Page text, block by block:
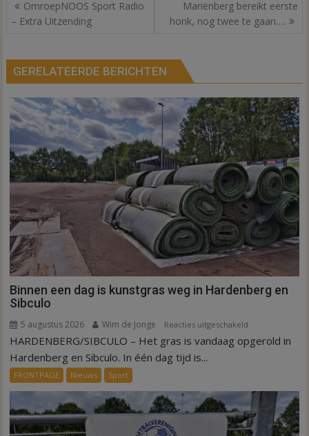
navigatie
OmroepNOOS Sport Radio
– Extra Uitzending
Mariënberg bereikt eerste
honk, nog twee te gaan….
GERELATEERDE BERICHTEN
Binnen een dag is kunstgras weg in Hardenberg en
Sibculo
5 augustus 2026 Wim de Jonge Reacties uitgeschakeld
Binnen
kunstgras
weg
in
HARDENBERG/SIBCULO – Het gras is vandaag opgerold in
Hardenberg en Sibculo. In één dag tijd is...
FRONTPAGE Nieuws Sport